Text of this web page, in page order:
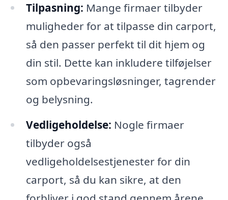
Tilpasning: Mange firmaer tilbyder
muligheder for at tilpasse din carport,
så den passer perfekt til dit hjem og
din stil. Dette kan inkludere tilføjelser
som opbevaringsløsninger, tagrender
og belysning.
Vedligeholdelse: Nogle firmaer
tilbyder også
vedligeholdelsestjenester for din
carport, så du kan sikre, at den